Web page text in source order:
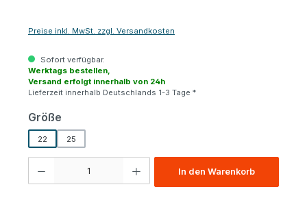
Preise inkl. MwSt. zzgl. Versandkosten
Sofort verfügbar.
Werktags bestellen,
Versand erfolgt innerhalb von 24h
Lieferzeit innerhalb Deutschlands 1-3 Tage *
Größe
22 25
In den Warenkorb